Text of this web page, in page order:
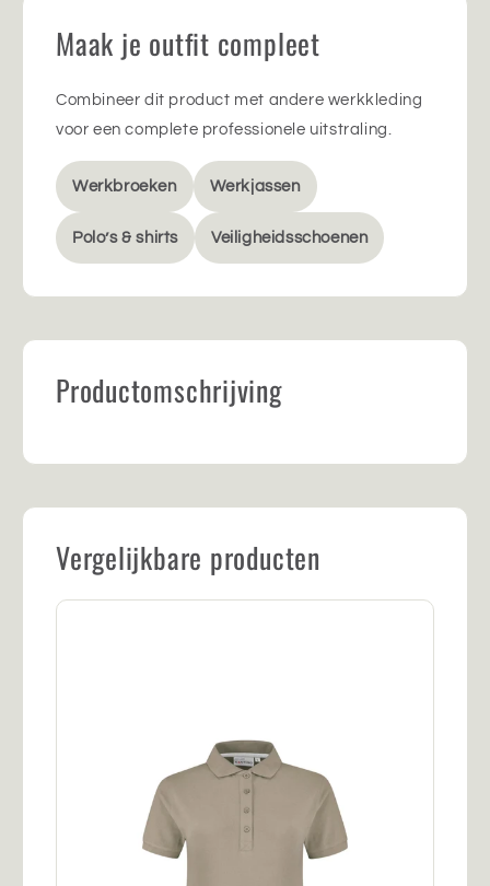
Maak je outfit compleet
Combineer dit product met andere werkkleding
voor een complete professionele uitstraling.
Werkbroeken Werkjassen
Polo’s & shirts Veiligheidsschoenen
Productomschrijving
Vergelijkbare producten